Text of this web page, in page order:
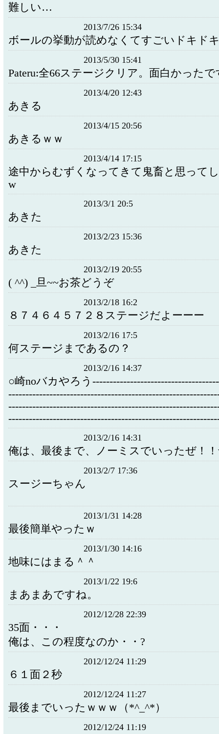
難しい…
2013/7/26 15:34
ボールの挙動が読めなくてすごいドキ
2013/5/30 15:41
Pateru:全66ステージクリア。面白かったで
2013/4/20 12:43
あきる
2013/4/15 20:56
あきるｗｗ
2013/4/14 17:15
途中からむずくなってきて鬼畜と思って
w
2013/3/1 20:5
あきた
2013/2/23 15:36
あきた
2013/2/19 20:55
( ^^) _旦~~お茶どうぞ
2013/2/18 16:2
８７４６４５７２８ステージだよーーー
2013/2/16 17:5
何ステージまであるの？
2013/2/16 14:37
○崎noバカやろう
2013/2/16 14:31
俺は、最後まで、ノーミスでいったぜ！
2013/2/7 17:36
スージーちゃん
2013/1/31 14:28
最後簡単やったｗ
2013/1/30 14:16
地味にはまる＾＾
2013/1/22 19:6
まあまあですね。
2012/12/28 22:39
35面・・・
俺は、この程度なのか・・?
2012/12/24 11:29
６１面２秒
2012/12/24 11:27
最後までいったｗｗｗ（*^_^*）
2012/12/24 11:19